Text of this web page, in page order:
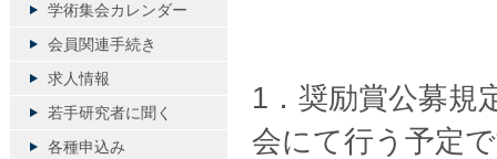
1．奨励賞公募規
会にて行う予定
学術集会カレンダー
会員関連手続き
求人情報
若手研究者に聞く
各種申込み